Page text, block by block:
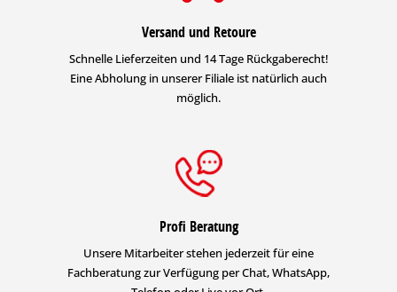
Versand und Retoure
Schnelle Lieferzeiten und 14 Tage Rückgaberecht!
Eine Abholung in unserer Filiale ist natürlich auch
möglich.
Profi Beratung
Unsere Mitarbeiter stehen jederzeit für eine
Fachberatung zur Verfügung per Chat, WhatsApp,